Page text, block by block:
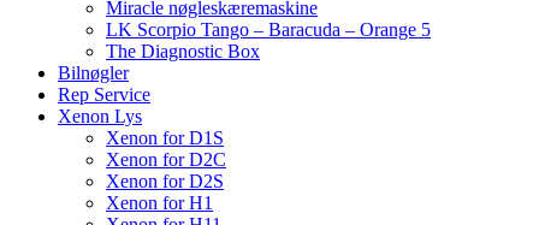
Miracle nøgleskæremaskine
LK Scorpio Tango – Baracuda – Orange 5
The Diagnostic Box
Bilnøgler
Rep Service
Xenon Lys
Xenon for D1S
Xenon for D2C
Xenon for D2S
Xenon for H1